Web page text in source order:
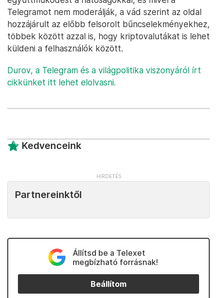
Telegramot nem moderálják, a vád szerint az oldal
hozzájárult az előbb felsorolt bűncselekményekhez,
többek között azzal is, hogy kriptovalutákat is lehet
küldeni a felhasználók között.
Durov, a Telegram és a világpolitika viszonyáról írt
cikkünket itt lehet elolvasni.
Kedvenceink
Partnereinktől
Állítsd be a Telexet
megbízható forrásnak!
Beállítom